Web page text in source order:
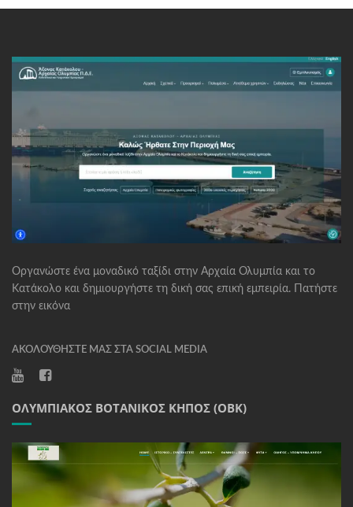
Οργανώστε ένα μοναδικό ταξίδι στην Αρχαία Ολυμπία και το
Κατάκολο και δημιουργήστε τη δική σας επική εμπειρία. Πατήστε
στην εικόνα
ΑΚΟΛΟΥΘΉΣΤΕ ΜΑΣ ΣΤΑ SOCIAL MEDIA
ΟΛΥΜΠΙΑΚΌΣ ΒΟΤΑΝΙΚΌΣ ΚΉΠΟΣ (ΟΒΚ)